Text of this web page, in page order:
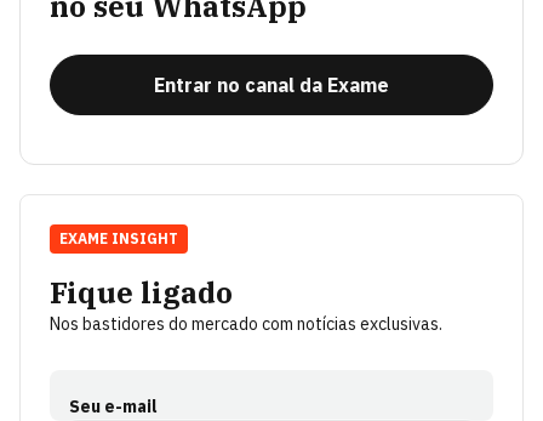
Entrar no canal da Exame
Fique ligado
Nos bastidores do mercado com notícias exclusivas.
Seu e-mail
EXAME INSIGHT